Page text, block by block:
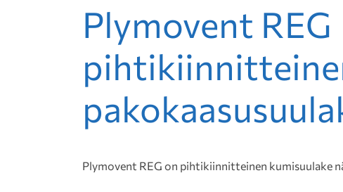
Plymovent REG
Plymovent REG on pihtikiinnitteinen kumisuulake